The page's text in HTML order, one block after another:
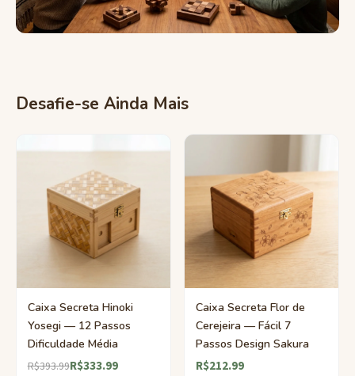
Desafie-se Ainda Mais
Caixa Secreta Hinoki
Yosegi — 12 Passos
Dificuldade Média
R$393.99R$333.99
Caixa Secreta Flor de
Cerejeira — Fácil 7
Passos Design Sakura
R$212.99